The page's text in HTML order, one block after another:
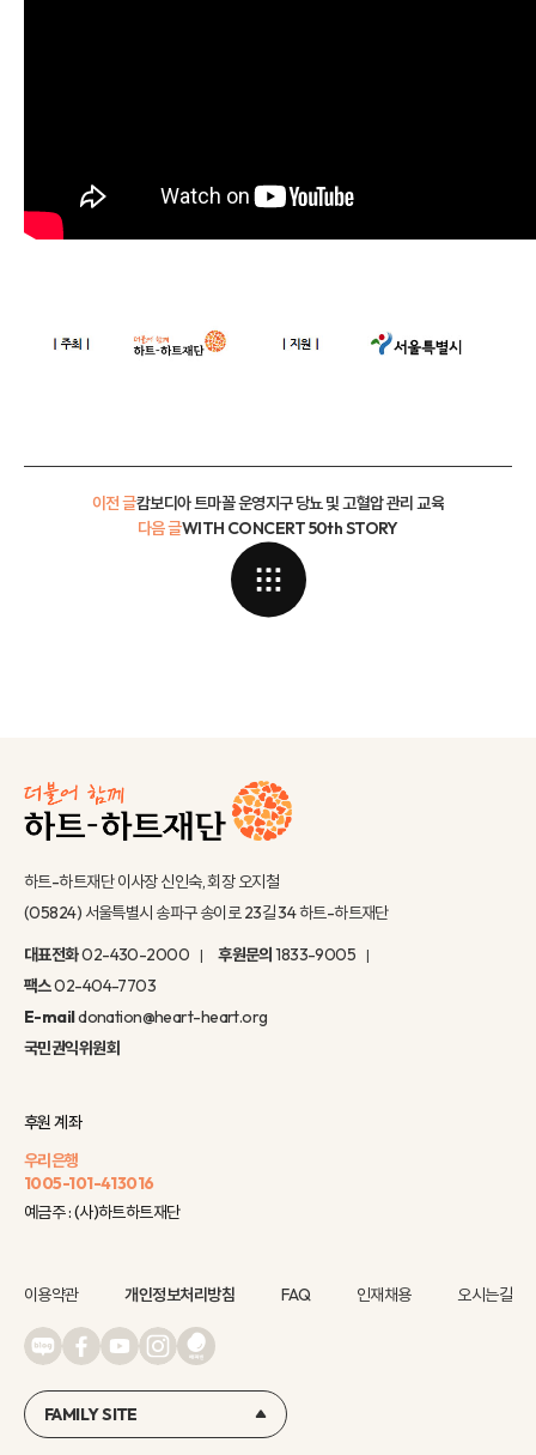
이전 글캄보디아 트마꼴 운영지구 당뇨 및 고혈압 관리 교육
WITH CONCERT 50th STORY
다음 글
하트-하트재단 이사장 신인숙, 회장 오지철
(05824) 서울특별시 송파구 송이로 23길 34 하트-하트재단
대표전화02-430-2000 후원문의 1833-9005
팩스02-404-7703
E-maildonation@heart-heart.org
국민권익위원회
후원 계좌
우리은행
1005-101-413016
예금주 : (사)하트하트재단
이용약관 개인정보처리방침 FAQ 인재채용 오시는길
FAMILY SITE